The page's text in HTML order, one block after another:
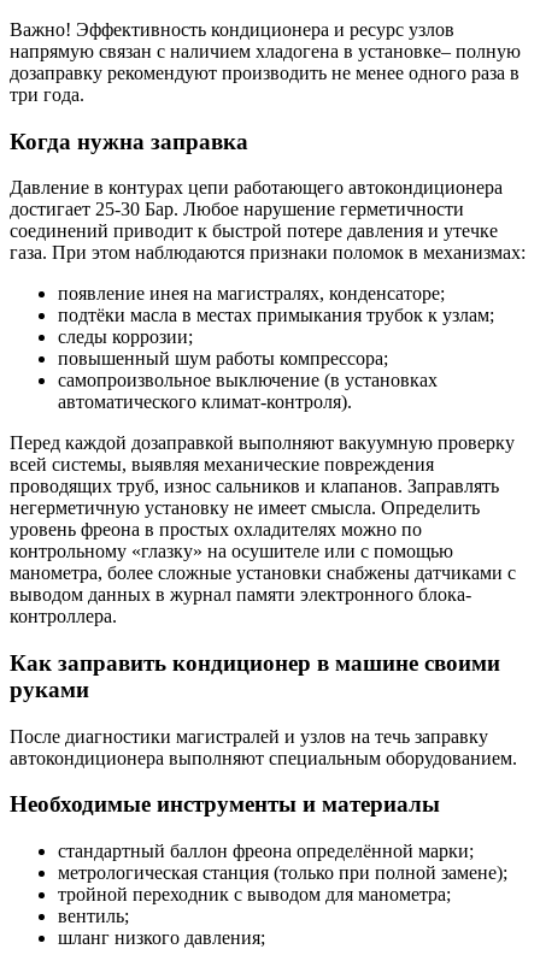
Важно! Эффективность кондиционера и ресурс узлов
напрямую связан с наличием хладогена в установке– полную
дозаправку рекомендуют производить не менее одного раза в
три года.
Когда нужна заправка
Давление в контурах цепи работающего автокондиционера
достигает 25-30 Бар. Любое нарушение герметичности
соединений приводит к быстрой потере давления и утечке
газа. При этом наблюдаются признаки поломок в механизмах:
появление инея на магистралях, конденсаторе;
подтёки масла в местах примыкания трубок к узлам;
следы коррозии;
повышенный шум работы компрессора;
самопроизвольное выключение (в установках
автоматического климат-контроля).
Перед каждой дозаправкой выполняют вакуумную проверку
всей системы, выявляя механические повреждения
проводящих труб, износ сальников и клапанов. Заправлять
негерметичную установку не имеет смысла. Определить
уровень фреона в простых охладителях можно по
контрольному «глазку» на осушителе или с помощью
манометра, более сложные установки снабжены датчиками с
выводом данных в журнал памяти электронного блока-
контроллера.
Как заправить кондиционер в машине своими
руками
После диагностики магистралей и узлов на течь заправку
автокондиционера выполняют специальным оборудованием.
Необходимые инструменты и материалы
стандартный баллон фреона определённой марки;
метрологическая станция (только при полной замене);
тройной переходник с выводом для манометра;
вентиль;
шланг низкого давления;